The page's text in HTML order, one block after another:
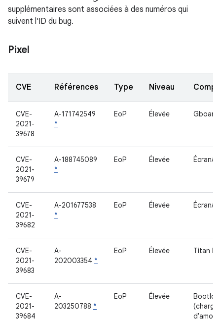
supplémentaires sont associées à des numéros qui
suivent l'ID du bug.
Pixel
CVE Références Type Niveau
CVE-
2021-
39678
A-171742549
*
EoP Élevée Gboard
CVE-
2021-
39679
A-188745089
*
EoP Élevée Écran/
CVE-
2021-
39682
A-201677538
*
EoP Élevée Écran/
CVE-
2021-
39683
A-
202003354 *
EoP Élevée Titan M2
CVE-
2021-
39684
A-
203250788 *
EoP Élevée